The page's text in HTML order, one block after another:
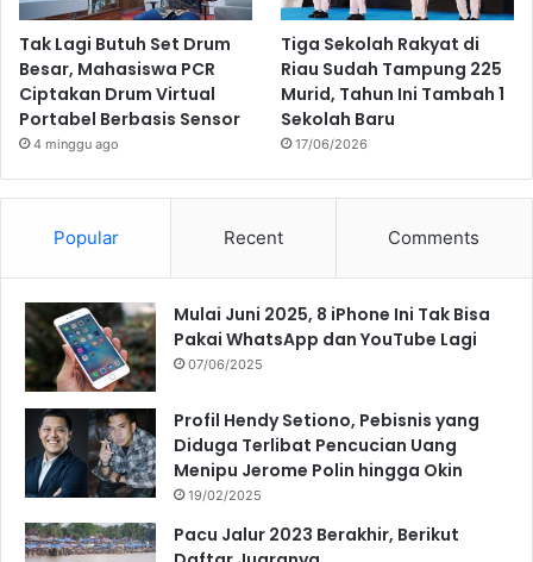
Tak Lagi Butuh Set Drum
Besar, Mahasiswa PCR
Ciptakan Drum Virtual
Portabel Berbasis Sensor
4 minggu ago
Tiga Sekolah Rakyat di
Riau Sudah Tampung 225
Murid, Tahun Ini Tambah 1
Sekolah Baru
17/06/2026
Popular Recent Comments
Mulai Juni 2025, 8 iPhone Ini Tak Bisa
Pakai WhatsApp dan YouTube Lagi
07/06/2025
Profil Hendy Setiono, Pebisnis yang
Diduga Terlibat Pencucian Uang
Menipu Jerome Polin hingga Okin
19/02/2025
Pacu Jalur 2023 Berakhir, Berikut